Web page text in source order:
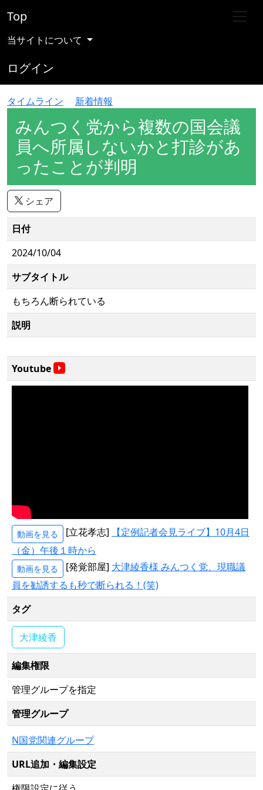
Top
当サイトについて
ログイン
タイムライン 新着情報
みんつく党から複数の国会議
員へ所属しないかと打診があ
ったことが判明
シェア
日付
2024/10/04
サブタイトル
もちろん断られている
説明
Youtube
動画を見る [立花孝志]
【定例記者会見ライブ】10月4日
（金）午後１時から
動画を見る [発覚部屋] 大津綾香様 みんつく党、現職議
員を勧誘するも秒で断られる！(笑)
タグ
大津綾香
編集権限
管理グループを指定
管理グループ
N国党関連グループ
URL追加・編集設定